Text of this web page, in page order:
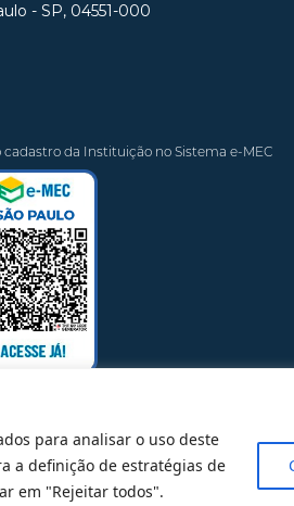
para analisar o uso deste
a definição de estratégias de
em "Rejeitar todos".
- SP, 04551-000
cadastro da Instituição no Sistema e-MEC
Todos Direitos Reservados